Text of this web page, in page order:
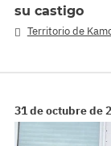
su castigo
Territorio de
31 de octubre de